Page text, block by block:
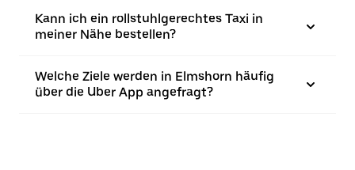
Kann ich ein rollstuhlgerechtes Taxi in
meiner Nähe bestellen?
Welche Ziele werden in Elmshorn häufig
über die Uber App angefragt?